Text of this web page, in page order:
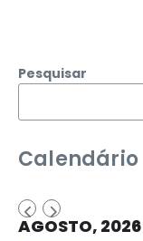
Pesquisar
AGOSTO, 2026